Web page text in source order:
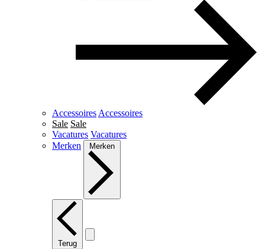
Accessoires Accessoires
Sale Sale
Vacatures Vacatures
Merken
Merken
Terug